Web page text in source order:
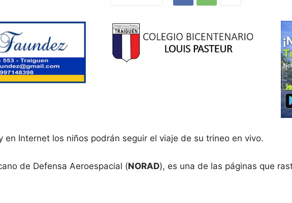
en Internet los niños podrán seguir el viaje de su trineo en vivo.
de Defensa Aeroespacial (NORAD), es una de las páginas que